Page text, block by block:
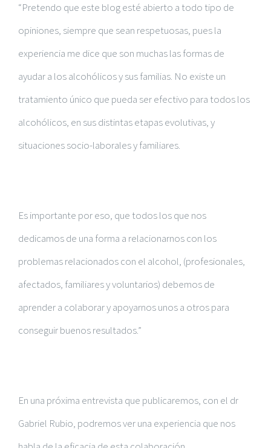
“Pretendo que este blog esté abierto a todo tipo de
opiniones, siempre que sean respetuosas, pues la
experiencia me dice que son muchas las formas de
ayudar a los alcohólicos y sus familias. No existe un
tratamiento único que pueda ser efectivo para todos los
alcohólicos, en sus distintas etapas evolutivas, y
situaciones socio-laborales y familiares.
Es importante por eso, que todos los que nos
dedicamos de una forma a relacionarnos con los
problemas relacionados con el alcohol, (profesionales,
afectados, familiares y voluntarios) debemos de
aprender a colaborar y apoyarnos unos a otros para
conseguir buenos resultados.”
En una próxima entrevista que publicaremos, con el dr
Gabriel Rubio, podremos ver una experiencia que nos